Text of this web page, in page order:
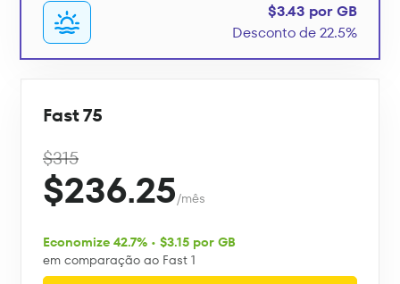
$3.43 por GB
Desconto de 22.5%
Fast 75
$315
$236.25/mês
Economize 42.7% • $3.15 por GB
em comparação ao Fast 1